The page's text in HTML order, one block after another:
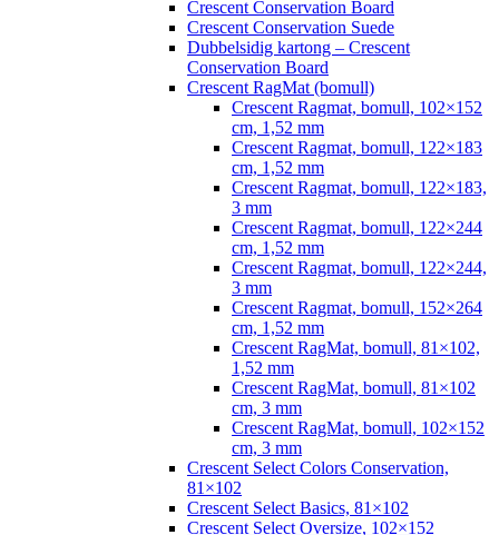
Crescent Conservation Board
Crescent Conservation Suede
Dubbelsidig kartong – Crescent
Conservation Board
Crescent RagMat (bomull)
Crescent Ragmat, bomull, 102×152
cm, 1,52 mm
Crescent Ragmat, bomull, 122×183
cm, 1,52 mm
Crescent Ragmat, bomull, 122×183,
3 mm
Crescent Ragmat, bomull, 122×244
cm, 1,52 mm
Crescent Ragmat, bomull, 122×244,
3 mm
Crescent Ragmat, bomull, 152×264
cm, 1,52 mm
Crescent RagMat, bomull, 81×102,
1,52 mm
Crescent RagMat, bomull, 81×102
cm, 3 mm
Crescent RagMat, bomull, 102×152
cm, 3 mm
Crescent Select Colors Conservation,
81×102
Crescent Select Basics, 81×102
Crescent Select Oversize, 102×152